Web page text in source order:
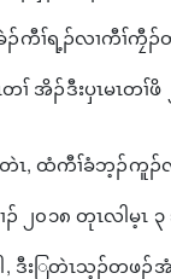
ၣ်ကီၢ်ရ့ၣ်လၢကီၢ်ကၠီ
ၢ် အိၣ်ဒီးပှၤမၤတ
, ထံကီၢ်ခံဘ့ၣ်ကူၣ်လဲ
၂၀၁၈ တုၤလါမ့ၤ
ဒီးြတဲၤသ့ၣ်တဖၣ်